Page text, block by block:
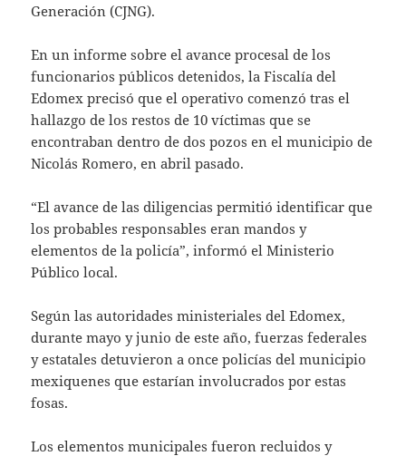
Generación (CJNG).
En un informe sobre el avance procesal de los
funcionarios públicos detenidos, la Fiscalía del
Edomex precisó que el operativo comenzó tras el
hallazgo de los restos de 10 víctimas que se
encontraban dentro de dos pozos en el municipio de
Nicolás Romero, en abril pasado.
“El avance de las diligencias permitió identificar que
los probables responsables eran mandos y
elementos de la policía”, informó el Ministerio
Público local.
Según las autoridades ministeriales del Edomex,
durante mayo y junio de este año, fuerzas federales
y estatales detuvieron a once policías del municipio
mexiquenes que estarían involucrados por estas
fosas.
Los elementos municipales fueron recluidos y